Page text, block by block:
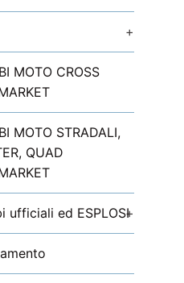
+
MOTO CROSS
MOTO STRADALI,
QUAD
ufficiali ed ESPLOSI+